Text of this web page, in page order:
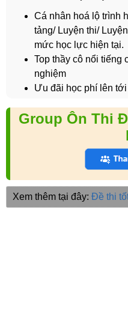
Cá nhân hoá lộ trình
tảng/ Luyện thi/
mức học lực hiện tại.
Top thầy cô nổi tiếng
nghiệm
Ưu đãi học phí lên
Group Ôn Thi
Xem thêm tại đây: Đề thi